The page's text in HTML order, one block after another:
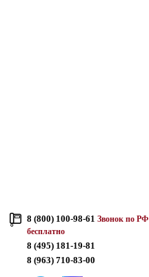
8 (800) 100-98-61 Звонок по РФ
бесплатно
8 (495) 181-19-81
8 (963) 710-83-00